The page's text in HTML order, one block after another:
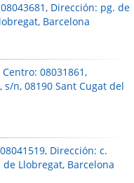
Dirección: pg. de
Barcelona
08031861,
n, 08190 Sant Cugat del
Dirección: c.
de Llobregat, Barcelona